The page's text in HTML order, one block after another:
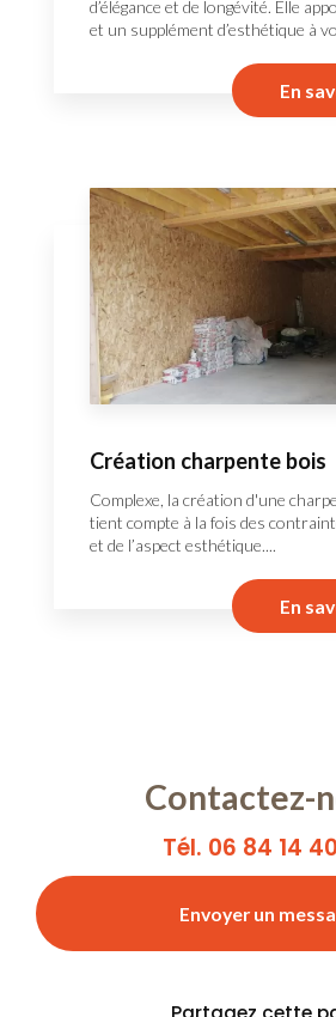
d’élégance et de longévité. Elle
et un supplément d’esthétique à
En
Création charpente bois
Complexe, la création d'une
tient compte à la fois des
et de l’aspect esthétique....
En
Contactez-
Tél. 06 84 14
Envoyer un